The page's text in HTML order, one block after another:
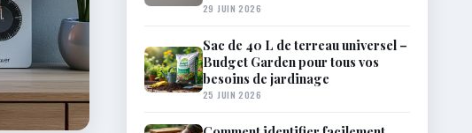
29 JUIN 2026
Sac de 40 L de terreau universel –
Budget Garden pour tous vos
besoins de jardinage
25 JUIN 2026